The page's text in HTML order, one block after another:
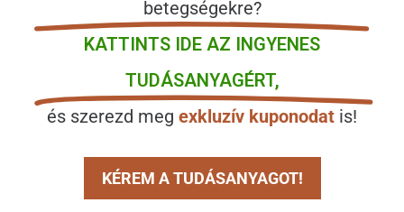
betegségekre?
KATTINTS IDE AZ INGYENES
TUDÁSANYAGÉRT,
és szerezd meg exkluzív kuponodat is!
KÉREM A TUDÁSANYAGOT!